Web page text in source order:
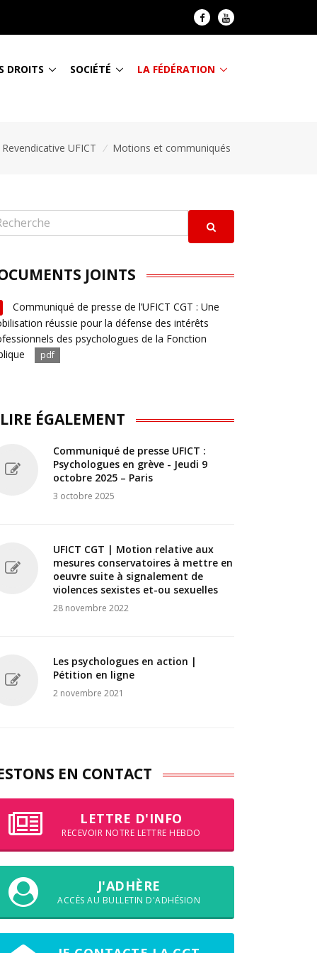
DROITS SOCIÉTÉ LA FÉDÉRATION
UFICT / Motions et communiqués
JOINTS
Communiqué de presse de l’UFICT CGT : Une
réussie pour la défense des intérêts
des psychologues de la Fonction
pdf
ÉGALEMENT
Communiqué de presse UFICT :
Psychologues en grève - Jeudi 9
octobre 2025 – Paris
3 octobre 2025
UFICT CGT | Motion relative aux
mesures conservatoires à mettre en
oeuvre suite à signalement de
violences sexistes et-ou sexuelles
28 novembre 2022
Les psychologues en action |
Pétition en ligne
2 novembre 2021
EN CONTACT
LETTRE D'INFO
RECEVOIR NOTRE LETTRE HEBDO
J'ADHÈRE
ACCÈS AU BULLETIN D'ADHÉSION